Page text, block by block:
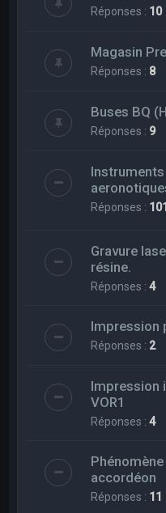
Réponses : 10
Magasin
Réponses : 8
Buses BQ
Réponses : 9
Réponses : 101
Gravure
résine.
Réponses :4
Impression
Réponses : 2
Impression
VOR1
Réponses :4
accordéon
Réponses : 11